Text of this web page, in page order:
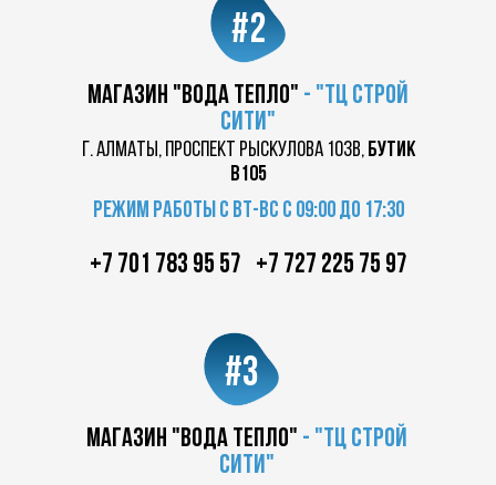
магазин "вода тепло" - "ТЦ строй
сити"
г. Алматы, проспект Рыскулова 103в, бутик
в105
Режим работы с вт-вс с 09:00 до 17:30
магазин "вода тепло" - "ТЦ строй
сити"
#3
+7 701 783 95 57 +7 727 225 75 97
#2